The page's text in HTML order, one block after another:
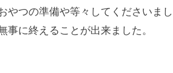
やつの準備や等々してくださいまし
に終えることが出来ました。